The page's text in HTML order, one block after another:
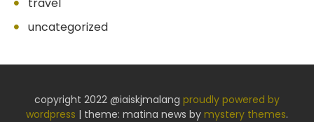
uncategorized
copyright 2022 @iaiskjmalang proudly powered by
wordpress | theme: matina news by mystery themes.